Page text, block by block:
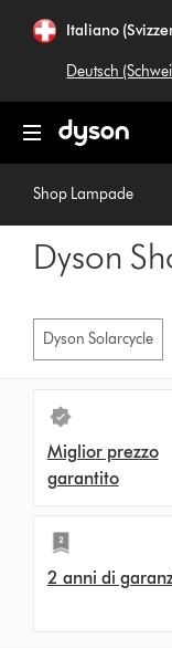
navigazioneItaliano
Deutsch
Shop Lampade
Dyson
Dyson Solarcycle
Miglior prezzo
garantito
2 anni di